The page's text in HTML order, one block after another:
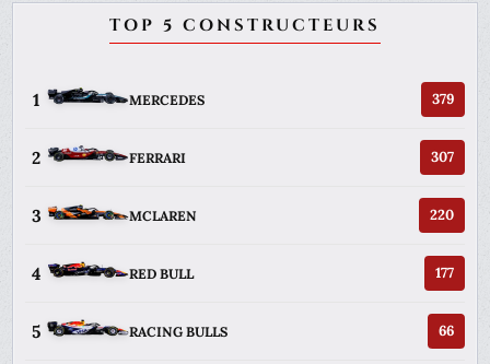
TOP 5 CONSTRUCTEURS
1 MERCEDES 379
2 FERRARI 307
3 MCLAREN 220
4 RED BULL 177
5 RACING BULLS 66